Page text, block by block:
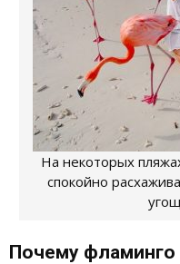
На некоторых
спокойно
Почему фламинго